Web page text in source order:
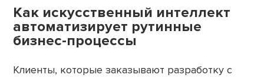
Как искусственный интеллект
автоматизирует рутинные
бизнес-процессы
Клиенты, которые заказывают разработку с